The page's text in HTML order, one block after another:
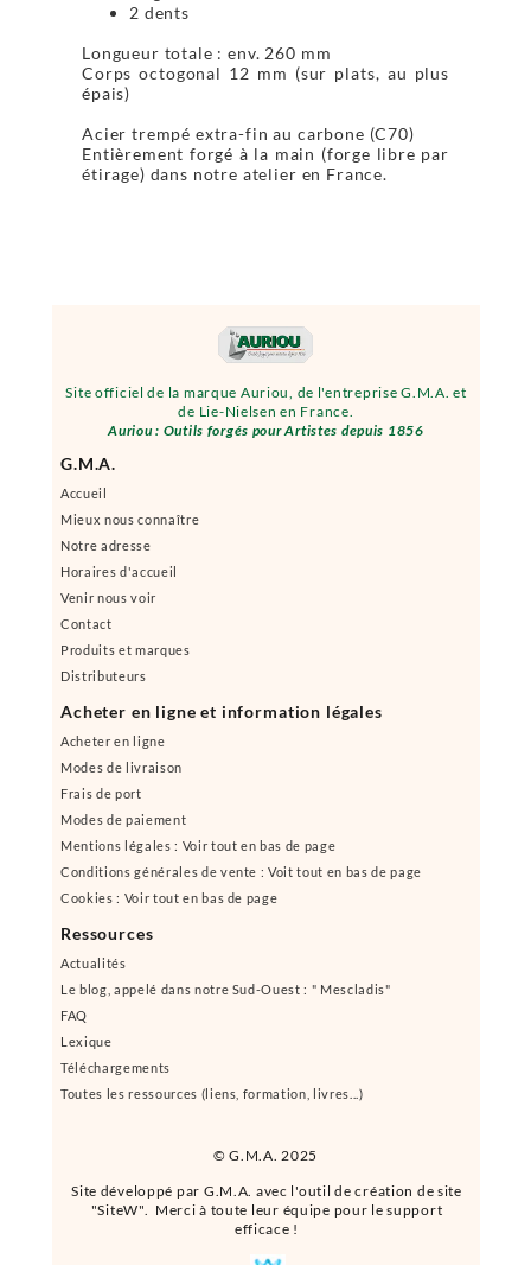
© G.M.A. 2025
Site officiel de la marque Auriou, de l'entreprise G.M.A. et
de Lie-Nielsen en France.
Auriou : Outils forgés pour Artistes depuis 1856
Site développé par G.M.A. avec l'outil de création de site
"SiteW". Merci à toute leur équipe pour le support
efficace !
G.M.A.
Accueil
Mieux nous connaître
Notre adresse
Horaires d'accueil
Venir nous voir
Contact
Produits et marques
Distributeurs
Acheter en ligne et information légales
Acheter en ligne
Modes de livraison
Frais de port
Modes de paiement
Mentions légales : Voir tout en bas de page
Conditions générales de vente : Voit tout en bas de page
Cookies : Voir tout en bas de page
Ressources
Actualités
Le blog, appelé dans notre Sud-Ouest : " Mescladis"
FAQ
Lexique
Téléchargements
Toutes les ressources (liens, formation, livres...)
2 dents
Longueur totale : env. 260 mm
Corps octogonal 12 mm (sur plats, au plus
épais)
Acier trempé extra-fin au carbone (C70)
Entièrement forgé à la main (forge libre par
étirage) dans notre atelier en France.